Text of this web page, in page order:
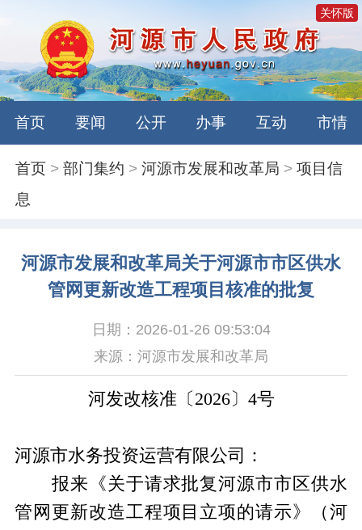
关怀版
首页 要闻 公开 办事 互动 市情
首页 >部门集约 >河源市发展和改革局 >项目信
息
河源市发展和改革局关于河源市市区供水
管网更新改造工程项目核准的批复
日期：2026-01-26 09:53:04
来源：河源市发展和改革局
河发改核准〔 2026〕 4号
河源市水务投资运营有限公司：
报来《关于请求批复河源市市区供水
管网更新改造工程项目立项的请示》（河